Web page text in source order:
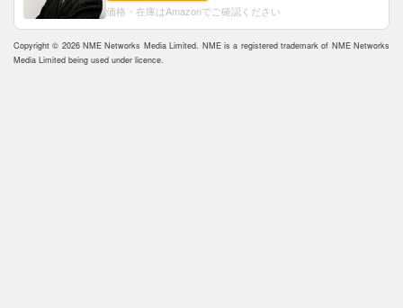
価格・在庫はAmazonでご確認ください
Copyright © 2026 NME Networks Media Limited. NME is a registered trademark of NME Networks
Media Limited being used under licence.